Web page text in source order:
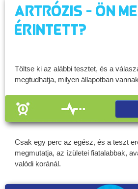
Artrózis - Ön
érintett?
Töltse ki az alábbi tesztet, és a
megtudhatja, milyen állapotban
Csak egy perc az egész, és a teszt
megmutatja, az ízületei fiatalabbak,
valódi koránál.